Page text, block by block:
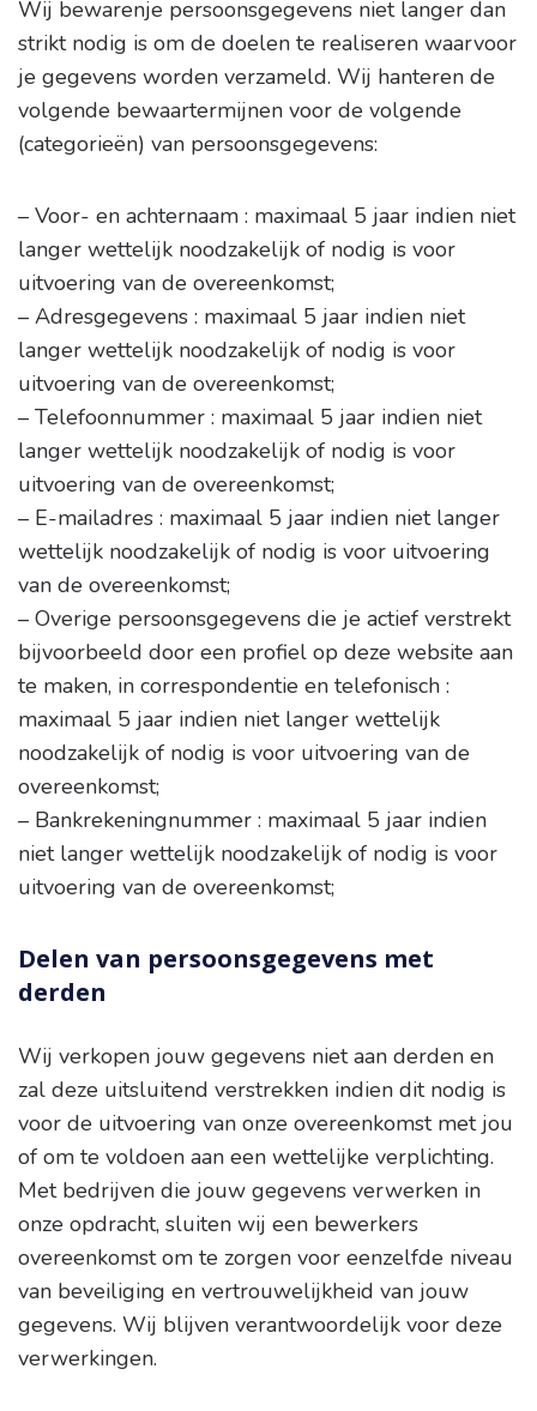
Wij bewarenje persoonsgegevens niet langer dan
strikt nodig is om de doelen te realiseren waarvoor
je gegevens worden verzameld. Wij hanteren de
volgende bewaartermijnen voor de volgende
(categorieën) van persoonsgegevens:
– Voor- en achternaam : maximaal 5 jaar indien niet
langer wettelijk noodzakelijk of nodig is voor
uitvoering van de overeenkomst;
– Adresgegevens : maximaal 5 jaar indien niet
langer wettelijk noodzakelijk of nodig is voor
uitvoering van de overeenkomst;
– Telefoonnummer : maximaal 5 jaar indien niet
langer wettelijk noodzakelijk of nodig is voor
uitvoering van de overeenkomst;
– E-mailadres : maximaal 5 jaar indien niet langer
wettelijk noodzakelijk of nodig is voor uitvoering
van de overeenkomst;
– Overige persoonsgegevens die je actief verstrekt
bijvoorbeeld door een profiel op deze website aan
te maken, in correspondentie en telefonisch :
maximaal 5 jaar indien niet langer wettelijk
noodzakelijk of nodig is voor uitvoering van de
overeenkomst;
– Bankrekeningnummer : maximaal 5 jaar indien
niet langer wettelijk noodzakelijk of nodig is voor
uitvoering van de overeenkomst;
Delen van persoonsgegevens met
derden
Wij verkopen jouw gegevens niet aan derden en
zal deze uitsluitend verstrekken indien dit nodig is
voor de uitvoering van onze overeenkomst met jou
of om te voldoen aan een wettelijke verplichting.
Met bedrijven die jouw gegevens verwerken in
onze opdracht, sluiten wij een bewerkers
overeenkomst om te zorgen voor eenzelfde niveau
van beveiliging en vertrouwelijkheid van jouw
gegevens. Wij blijven verantwoordelijk voor deze
verwerkingen.